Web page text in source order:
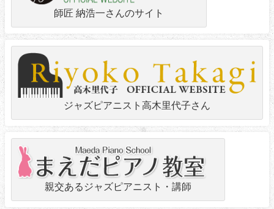
師匠 納浩一さんのサイト
ジャズピアニスト高木里代子さん
親交あるジャズピアニスト・講師